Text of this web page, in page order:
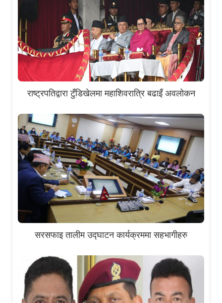
राष्ट्रपतिद्वारा टुँडिखेलमा महाशिवरात्रि बढाइँ अवलोकन
सरसफाइ तालीम उद्घाटन कार्यक्रममा सहभागीहरु